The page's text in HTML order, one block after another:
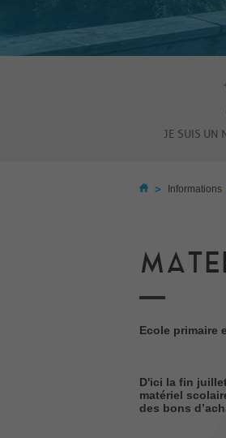
JE SUIS UN
> Informations
Ecole primaire
D'ici la fin
matériel
des bons